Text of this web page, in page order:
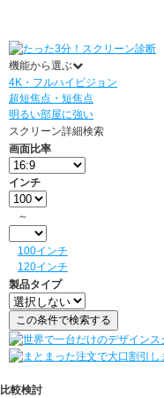
機能から選ぶ
4K・フルハイビジョン
超短焦点・短焦点
明るい部屋に強い
スクリーン詳細検索
画面比率
インチ
～
100インチ
120インチ
製品タイプ
比較検討